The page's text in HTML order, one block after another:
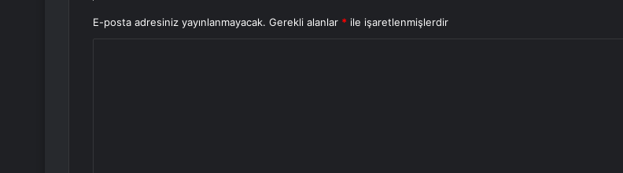
E-posta adresiniz yayınlanmayacak. Gerekli alanlar * ile işaretlenmişlerdir